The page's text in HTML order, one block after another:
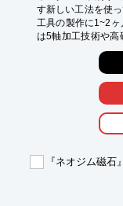
す新しい工法を使
工具の製作に1~2
は5軸加工技術や高
使って低コスト、
■5軸マシニング
■3次元形状加工
※詳しくはお問い
『ネオジム磁石』